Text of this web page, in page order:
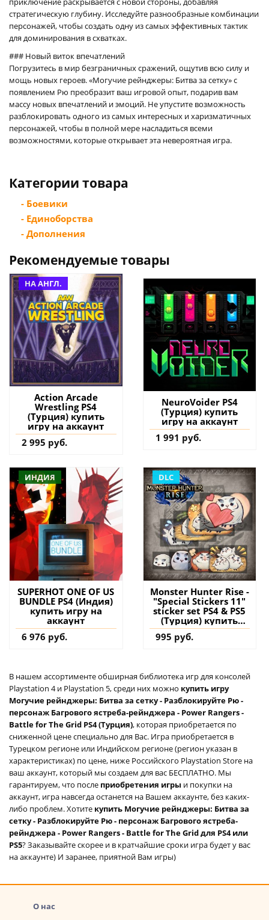
стратегическую глубину. Исследуйте разнообразные комбинации
персонажей, чтобы создать одну из самых эффективных тактик
для доминирования в схватках.
### Новый виток впечатлений
Погрузитесь в мир безграничных сражений, ощутив всю силу и
мощь новых героев. «Могучие рейнджеры: Битва за сетку» с
появлением Рю преобразит ваш игровой опыт, подарив вам
массу новых впечатлений и эмоций. Не упустите возможность
разблокировать одного из самых интересных и харизматичных
персонажей, чтобы в полной мере насладиться всеми
возможностями, которые открывает эта невероятная игра.
Категории товара
- Боевики
- Единоборства
- Дополнения
Рекомендуемые товары
НА АНГЛ.
Action Arcade
Wrestling PS4
(Турция) купить
игру на аккаунт
2 995 руб.
NeuroVoider PS4
(Турция) купить
игру на аккаунт
1 991 руб.
ИНДИЯ
SUPERHOT ONE OF US
BUNDLE PS4 (Индия)
купить игру на
аккаунт
6 976 руб.
DLC
Monster Hunter Rise -
"Special Stickers 11"
sticker set PS4 & PS5
(Турция) купить
дополнение на
аккаунт
995 руб.
В нашем ассортименте обширная библиотека игр для консолей
Playstation 4 и Playstation 5, среди них можно купить игру
Могучие рейнджеры: Битва за сетку - Разблокируйте Рю -
персонаж Багрового ястреба-рейнджера - Power Rangers -
Battle for The Grid PS4 (Турция), которая приобретается по
сниженной цене специально для Вас. Игра приобретается в
Турецком регионе или Индийском регионе (регион указан в
характеристиках) по цене, ниже Российского Playstation Store на
ваш аккаунт, который мы создаем для вас БЕСПЛАТНО. Мы
гарантируем, что после приобретения игры и покупки на
аккаунт, игра навсегда останется на Вашем аккаунте, без каких-
либо проблем. Хотите купить Могучие рейнджеры: Битва за
сетку - Разблокируйте Рю - персонаж Багрового ястреба-
рейнджера - Power Rangers - Battle for The Grid для PS4 или
PS5? Заказывайте скорее и в кратчайшие сроки игра будет у вас
на аккаунте) И заранее, приятной Вам игры)
О нас